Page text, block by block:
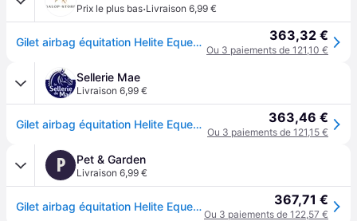
Prix le plus bas·Livraison 6,99 €
Gilet airbag équitation Helite Equestrian Airjacket - Noir 363,32 €
Ou 3 paiements de 121,10 €
Sellerie Mae
Livraison 6,99 €
Gilet airbag équitation Helite Equestrian Airjacket - Noir 363,46 €
Ou 3 paiements de 121,15 €
P Pet & Garden
Livraison 6,99 €
Gilet airbag équitation Helite Equestrian Airjacket - Noir 367,71 €
Ou 3 paiements de 122,57 €